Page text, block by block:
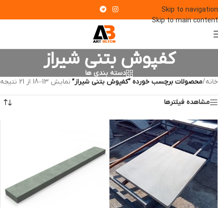
Skip to navigation
Skip to main content
کفپوش بتنی شیراز
دسته بندی ها
خانه/محصولات برچسب خورده “کفپوش بتنی شیراز” نمایش 13–18 از 21 نتیجه
مشاهده فیلترها